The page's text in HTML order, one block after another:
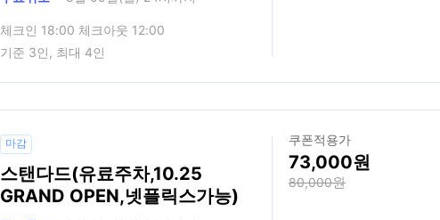
체크인 18:00 체크아웃 12:00
기준 3인, 최대 4인
마감
스탠다드(유료주차,10.25
GRAND OPEN,넷플릭스가능)
쿠폰적용가
73,000
80,000